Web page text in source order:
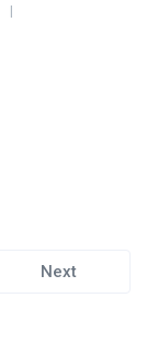
Next